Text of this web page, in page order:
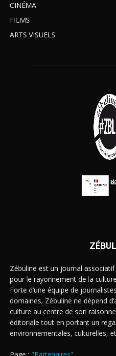
CINÉMA
FILMS
ARTS VISUELS
Zébuline est un journal
pour le rayonnement de la
Forte d’une équipe de
domaines, Zébuline ne dépend
culture au centre de son
éditoriale tout en portant un
environnementales, culturelles,